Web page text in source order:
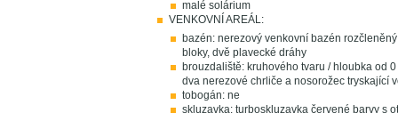
malé solárium
VENKOVNÍ AREÁL:
bazén: nerezový venkovní bazén
bloky, dvě plavecké dráhy
brouzdaliště: kruhového tvaru / hloubka od
dva nerezové chrliče a nosorožec tryskající
tobogán: ne
skluzavka: turboskluzavka červené barvy s